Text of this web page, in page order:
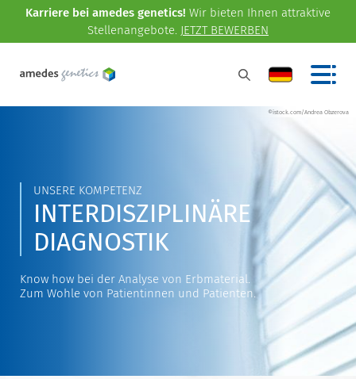
Karriere bei amedes genetics! Wir bieten Ihnen attraktive
Stellenangebote. JETZT BEWERBEN
©istock.com/Andrea Obzerova
UNSERE KOMPETENZ
INTERDISZIPLINÄRE
DIAGNOSTIK
Know how bei der Analyse von Erbmaterial.
Zum Wohle von Patientinnen und Patienten.